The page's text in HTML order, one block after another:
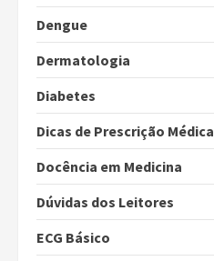
Dengue
Dermatologia
Diabetes
Dicas de Prescrição Médica
Docência em Medicina
Dúvidas dos Leitores
ECG Básico